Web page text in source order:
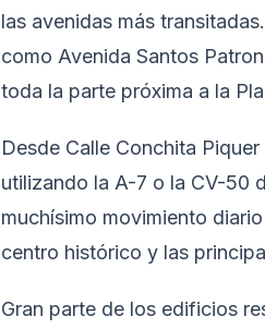
las avenidas más
como Avenida Santos
toda la parte próxima a la
Desde Calle Conchita
utilizando la A-7 o la CV-50
muchísimo movimiento
centro histórico y las
Gran parte de los edificios